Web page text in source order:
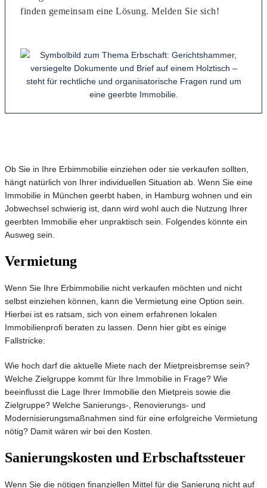
finden gemeinsam eine Lösung. Melden Sie sich!
Ob Sie in Ihre Erbimmobilie einziehen oder sie verkaufen sollten,
hängt natürlich von Ihrer individuellen Situation ab. Wenn Sie eine
Immobilie in München geerbt haben, in Hamburg wohnen und ein
Jobwechsel schwierig ist, dann wird wohl auch die Nutzung Ihrer
geerbten Immobilie eher unpraktisch sein. Folgendes könnte ein
Ausweg sein.
Vermietung
Wenn Sie Ihre Erbimmobilie nicht verkaufen möchten und nicht
selbst einziehen können, kann die Vermietung eine Option sein.
Hierbei ist es ratsam, sich von einem erfahrenen lokalen
Immobilienprofi beraten zu lassen. Denn hier gibt es einige
Fallstricke:
Wie hoch darf die aktuelle Miete nach der Mietpreisbremse sein?
Welche Zielgruppe kommt für Ihre Immobilie in Frage? Wie
beeinflusst die Lage Ihrer Immobilie den Mietpreis sowie die
Zielgruppe? Welche Sanierungs-, Renovierungs- und
Modernisierungsmaßnahmen sind für eine erfolgreiche Vermietung
nötig? Damit wären wir bei den Kosten.
Sanierungskosten und Erbschaftssteuer
Wenn Sie die nötigen finanziellen Mittel für die Sanierung nicht auf